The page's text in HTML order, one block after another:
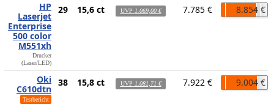
HP
Laserjet
Enterprise
500 color
M551xh
Drucker
(Laser/LED)
29 15,6 ct UVP 1.069,00 € 7.785 € 8.854 €
Oki
C610dtn
Testbericht
38 15,8 ct UVP 1.081,71 € 7.922 € 9.004 €